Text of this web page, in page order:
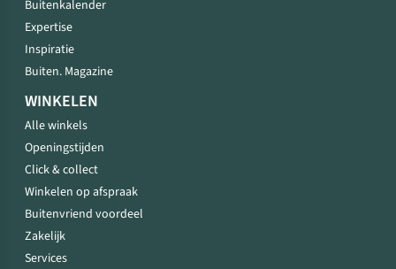
Buitenkalender
Expertise
Inspiratie
Buiten. Magazine
WINKELEN
Alle winkels
Openingstijden
Click & collect
Winkelen op afspraak
Buitenvriend voordeel
Zakelijk
Services